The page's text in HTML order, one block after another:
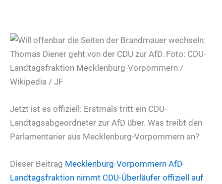
Jetzt ist es offiziell: Erstmals tritt ein CDU-
Landtagsabgeordneter zur AfD über. Was treibt den
Parlamentarier aus Mecklenburg-Vorpommern an?
Dieser Beitrag Mecklenburg-Vorpommern AfD-
Landtagsfraktion nimmt CDU-Überläufer offiziell auf